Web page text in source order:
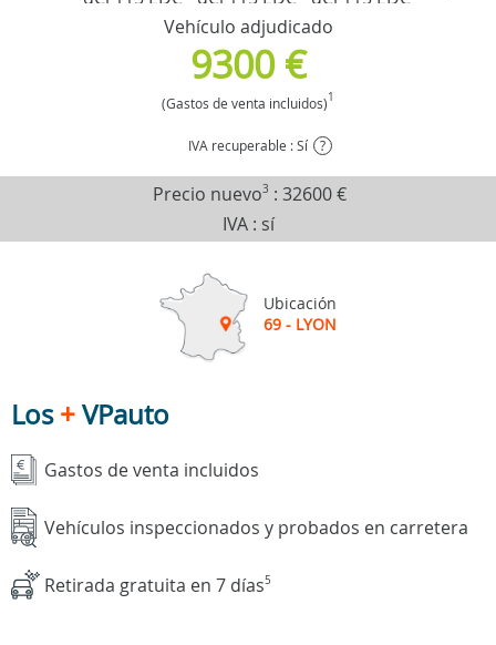
Vehículo adjudicado
9300 €
(Gastos de venta incluidos)1
IVA recuperable : Sí ?
Precio nuevo3 : 32600 €
IVA : sí
Ubicación
69 - LYON
Los+VPauto
Gastos de venta incluidos
Vehículos inspeccionados y probados en carretera
Retirada gratuita en 7 días5